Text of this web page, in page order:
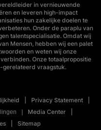
in vernieuwende
en leveren high-impact
hun zakelijke doelen te
Onder de paraplu van
talentspecialisatie. Omdat wij
Mensen, hebben wij een palet
en weten wij onze
Onze totaalpropositie
gerelateerd vraagstuk.
Privacy Statement
Media Center
Sitemap